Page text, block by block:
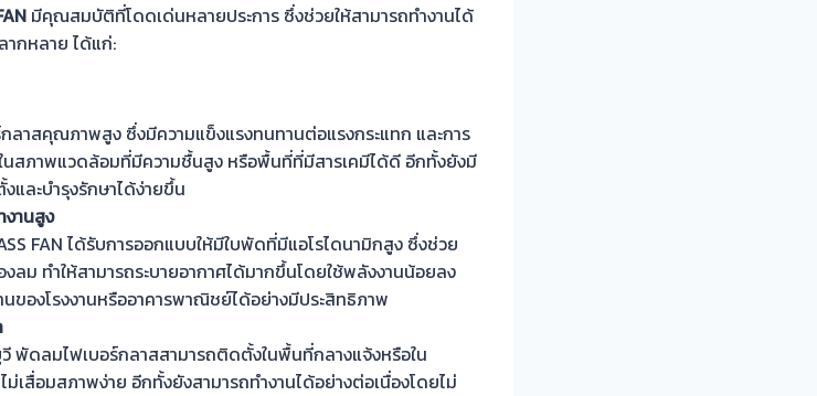
มีคุณสมบัติที่โดดเด่นหลายประการ ซึ่งช่วยให้สามารถทำงานได้
กหลาย ได้แก่:
าสคุณภาพสูง ซึ่งมีความแข็งแรงทนทานต่อแรงกระแทก และการ
นสภาพแวดล้อมที่มีความชื้นสูง หรือพื้นที่ที่มีสารเคมีได้ดี อีกทั้งยังมี
และบำรุงรักษาได้ง่ายขึ้น
งานสูง
FAN ได้รับการออกแบบให้มีใบพัดที่มีแอโรไดนามิกสูง ซึ่งช่วย
ลม ทำให้สามารถระบายอากาศได้มากขึ้นโดยใช้พลังงานน้อยลง
ของโรงงานหรืออาคารพาณิชย์ได้อย่างมีประสิทธิภาพ
ดลมไฟเบอร์กลาสสามารถติดตั้งในพื้นที่กลางแจ้งหรือใน
สื่อมสภาพง่าย อีกทั้งยังสามารถทำงานได้อย่างต่อเนื่องโดยไม่